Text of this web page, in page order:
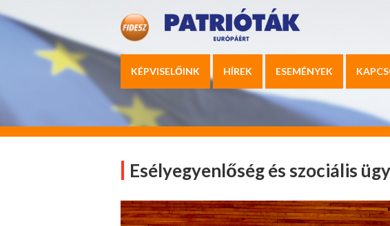
KÉPVISELŐINK HÍREK ESEMÉNYEK
Esélyegyenlőség és szociális